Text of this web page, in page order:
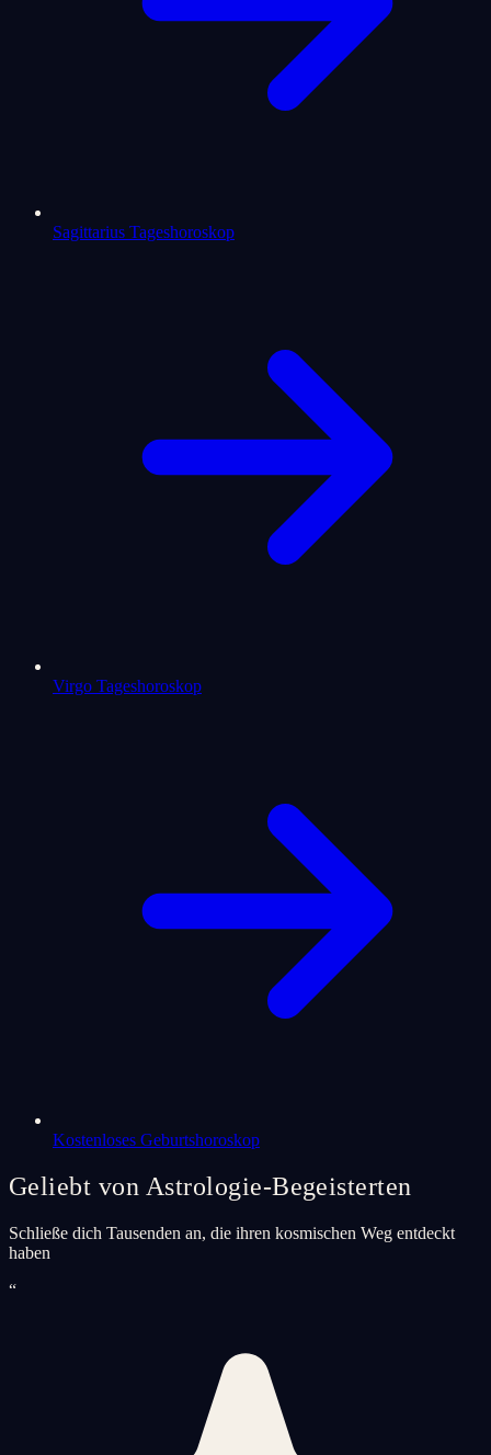
Sagittarius Tageshoroskop
Virgo Tageshoroskop
Kostenloses Geburtshoroskop
Geliebt von Astrologie-Begeisterten
Schließe dich Tausenden an, die ihren kosmischen Weg entdeckt
haben
“